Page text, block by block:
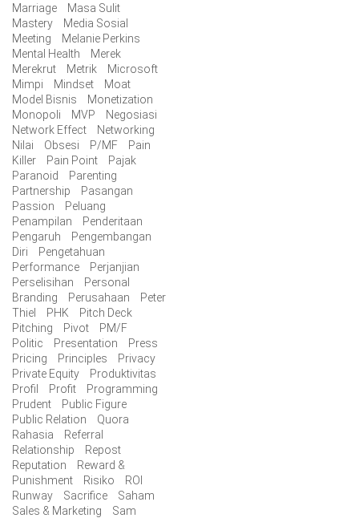
Marriage
Masa Sulit
Mastery
Media Sosial
Meeting
Melanie Perkins
Mental Health
Merek
Merekrut
Metrik
Microsoft
Mimpi
Mindset
Moat
Model Bisnis
Monetization
Monopoli
MVP
Negosiasi
Network Effect
Networking
Nilai
Obsesi P/MF
Pain
Killer
Pain Point
Pajak
Paranoid
Parenting
Partnership
Pasangan
Passion
Peluang
Penampilan
Penderitaan
Pengaruh
Pengembangan
Diri
Pengetahuan
Performance
Perjanjian
Perselisihan
Personal
Branding
Perusahaan
Peter
Thiel
PHK
Pitch Deck
Pitching
Pivot
PM/F
Politic
Presentation
Press
Pricing
Principles
Privacy
Private Equity
Produktivitas
Profil
Profit
Programming
Prudent
Public Figure
Public Relation
Quora
Rahasia
Referral
Relationship
Repost
Reputation
Reward &
Punishment
Risiko
ROI
Runway
Sacrifice
Saham
Sales & Marketing
Sam